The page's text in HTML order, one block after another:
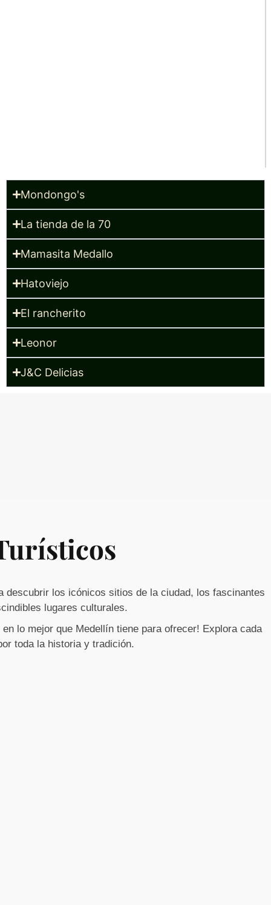
Mondongo's
La tienda de la 70
Mamasita Medallo
Hatoviejo
El rancherito
Leonor
J&C Delicias
descubrir los icónicos sitios de la ciudad, los fascinantes
lugares culturales.
lo mejor que Medellín tiene para ofrecer! Explora cada
toda la historia y tradición.